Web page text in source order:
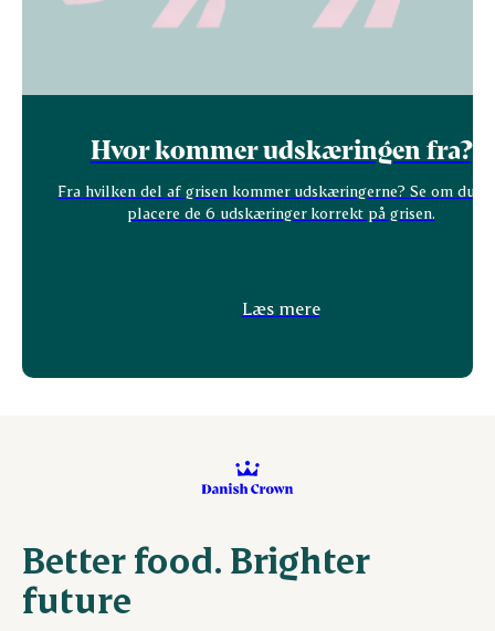
Hvor kommer udskæringen fra?
Fra hvilken del af grisen kommer udskæringerne? Se om du
placere de 6 udskæringer korrekt på grisen.
Læs mere
Better food. Brighter
future